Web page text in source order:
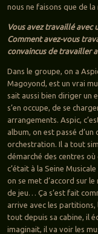
nous ne faisons que de
Vous avez travaillé avec
Comment avez-vous
convaincus de travailler
Dans le groupe, on a
Magoyond, est un vrai
sait aussi bien diriger un
s’en occupe, de se
arrangements. Aspic,
album, on est passé
orchestration. Il a tout
démarché des centres
c’était à la Seine
on se met d’accord sur
de jeu… Ça s’est fait
arrive avec les partitions,
tout depuis sa cabine, il
imaginait, il va voir les